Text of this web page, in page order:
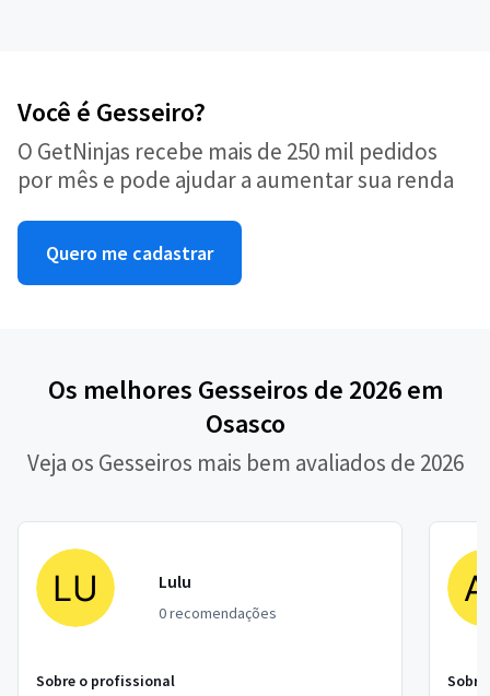
Você é Gesseiro?
O GetNinjas recebe mais de 250 mil pedidos
por mês e pode ajudar a aumentar sua renda
Quero me cadastrar
Os melhores Gesseiros de 2026 em
Osasco
Veja os Gesseiros mais bem avaliados de 2026
Lulu
0 recomendações
Sobre o profissional